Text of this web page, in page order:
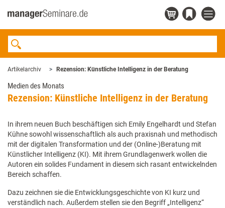
Artikelarchiv Rezension: Künstliche Intelligenz in der Beratung
Medien des Monats
Rezension: Künstliche Intelligenz in der Beratung
In ihrem neuen Buch beschäftigen sich Emily Engelhardt und Stefan
Kühne sowohl wissenschaftlich als auch praxisnah und methodisch
mit der digitalen Transformation und der (Online-)Beratung mit
Künstlicher Intelligenz (KI). Mit ihrem Grundlagenwerk wollen die
Autoren ein solides Fundament in diesem sich rasant entwickelnden
Bereich schaffen.
Dazu zeichnen sie die Entwicklungsgeschichte von KI kurz und
verständlich nach. Außerdem stellen sie den Begriff „Intelligenz“